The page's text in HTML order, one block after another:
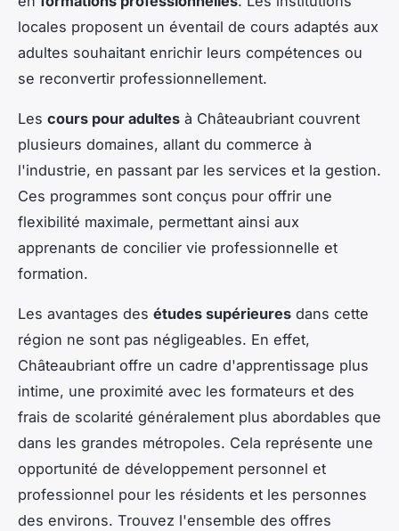
locales proposent un éventail de cours adaptés aux
adultes souhaitant enrichir leurs compétences ou
se reconvertir professionnellement.
Les cours pour adultes à Châteaubriant couvrent
plusieurs domaines, allant du commerce à
l'industrie, en passant par les services et la gestion.
Ces programmes sont conçus pour offrir une
flexibilité maximale, permettant ainsi aux
apprenants de concilier vie professionnelle et
formation.
Les avantages des études supérieures dans cette
région ne sont pas négligeables. En effet,
Châteaubriant offre un cadre d'apprentissage plus
intime, une proximité avec les formateurs et des
frais de scolarité généralement plus abordables que
dans les grandes métropoles. Cela représente une
opportunité de développement personnel et
professionnel pour les résidents et les personnes
des environs. Trouvez l'ensemble des offres